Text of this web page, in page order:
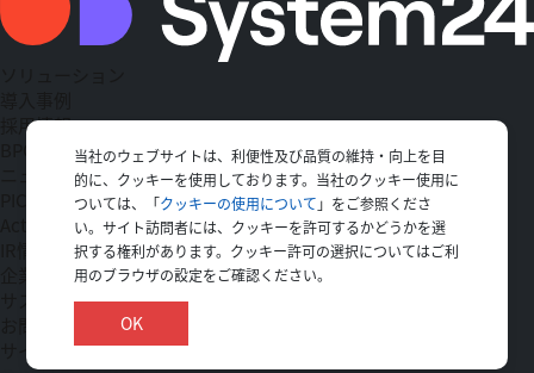
当社のウェブサイトは、利便性及び品質の維持・向上を目
的に、クッキーを使用しております。当社のクッキー使用に
ついては、「クッキーの使用について 」をご参照くださ
い。サイト訪問者には、クッキーを許可するかどうかを選
択する権利があります。クッキー許可の選択についてはご利
用のブラウザの設定をご確認ください。
OK
採用情報
ニュース一覧
サステナビリティ
サイトマップ